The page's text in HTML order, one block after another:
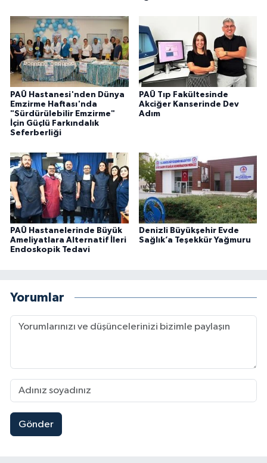
PAÜ Hastanesi'nden Dünya
Emzirme Haftası'nda
"Sürdürülebilir Emzirme"
İçin Güçlü Farkındalık
Seferberliği
PAÜ Tıp Fakültesinde
Akciğer Kanserinde Dev
Adım
PAÜ Hastanelerinde Büyük
Ameliyatlara Alternatif İleri
Endoskopik Tedavi
Denizli Büyükşehir Evde
Sağlık’a Teşekkür Yağmuru
Yorumlar
Gönder